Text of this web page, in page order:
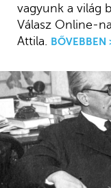
vagyunk a világ
Válasz Online-
Attila.
BŐVEBBEN